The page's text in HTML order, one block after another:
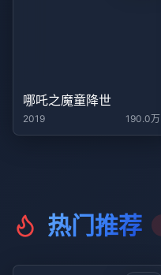
哪吒之魔童降世
2019 190.0万
热门推荐